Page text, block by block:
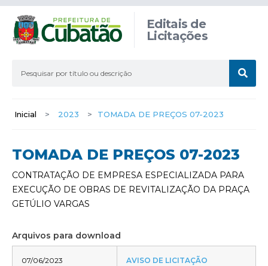
Editais de
Licitações
Inicial > 2023 > TOMADA DE PREÇOS 07-2023
TOMADA DE PREÇOS 07-2023
CONTRATAÇÃO DE EMPRESA ESPECIALIZADA PARA
EXECUÇÃO DE OBRAS DE REVITALIZAÇÃO DA PRAÇA
GETÚLIO VARGAS
Arquivos para download
07/06/2023 AVISO DE LICITAÇÃO